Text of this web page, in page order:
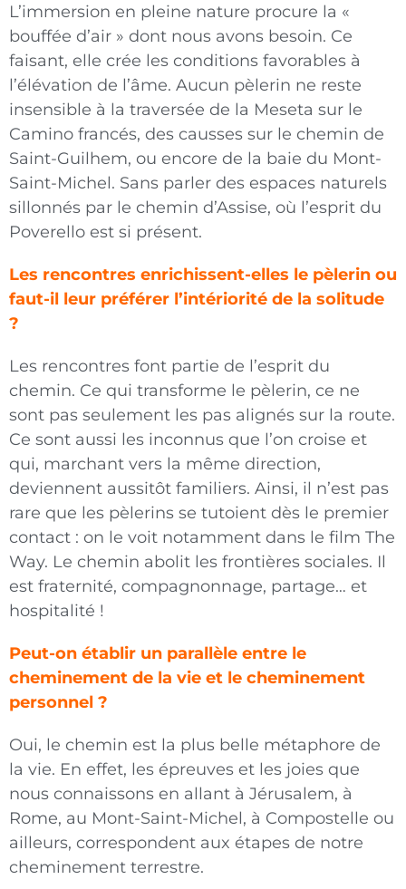
L’immersion en pleine nature procure la «
bouffée d’air » dont nous avons besoin. Ce
faisant, elle crée les conditions favorables à
l’élévation de l’âme. Aucun pèlerin ne reste
insensible à la traversée de la Meseta sur le
Camino francés, des causses sur le chemin de
Saint-Guilhem, ou encore de la baie du Mont-
Saint-Michel. Sans parler des espaces naturels
sillonnés par le chemin d’Assise, où l’esprit du
Poverello est si présent.
Les rencontres enrichissent-elles le pèlerin ou
faut-il leur préférer l’intériorité de la solitude
?
Les rencontres font partie de l’esprit du
chemin. Ce qui transforme le pèlerin, ce ne
sont pas seulement les pas alignés sur la route.
Ce sont aussi les inconnus que l’on croise et
qui, marchant vers la même direction,
deviennent aussitôt familiers. Ainsi, il n’est pas
rare que les pèlerins se tutoient dès le premier
contact : on le voit notamment dans le film The
Way. Le chemin abolit les frontières sociales. Il
est fraternité, compagnonnage, partage… et
hospitalité !
Peut-on établir un parallèle entre le
cheminement de la vie et le cheminement
personnel ?
Oui, le chemin est la plus belle métaphore de
la vie. En effet, les épreuves et les joies que
nous connaissons en allant à Jérusalem, à
Rome, au Mont-Saint-Michel, à Compostelle ou
ailleurs, correspondent aux étapes de notre
cheminement terrestre.